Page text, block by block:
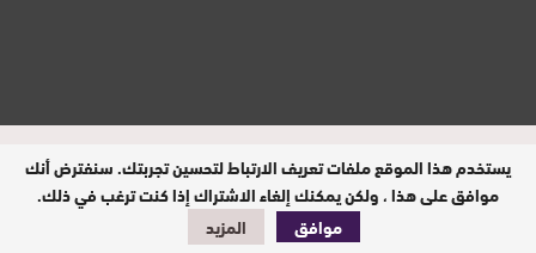
المدير المسؤول : ابيبك المحفوظ / جميع
الحقوق محفوظة © 2026
تصميم وبرمجة
يستخدم هذا الموقع ملفات تعريف الارتباط لتحسين تجربتك. سنفترض أنك
موافق على هذا ، ولكن يمكنك إلغاء الاشتراك إذا كنت ترغب في ذلك.
موافق
المزيد